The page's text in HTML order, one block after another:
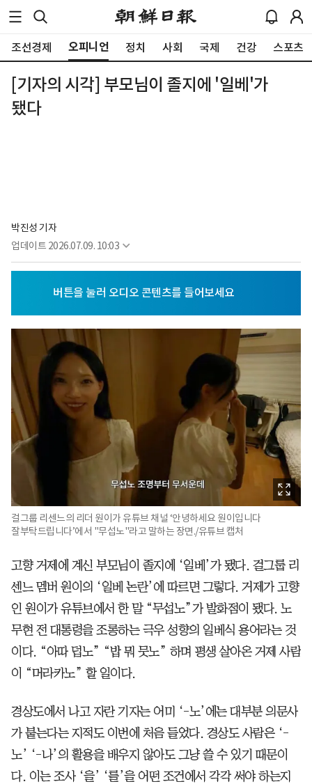
조선경제 오피니언 정치 사회 국제 건강 스포츠
[기자의 시각] 부모님이 졸지에 '일베'가
됐다
박진성 기자
업데이트 2026.07.09. 10:03
걸그룹 리센느의 리더 원이가 유튜브 채널 ‘안녕하세요 원이입니다
잘부탁드립니다’에서 "무섭노"라고 말하는 장면./유튜브 캡처
고향 거제에 계신 부모님이 졸지에 ‘일베’가 됐다. 걸그룹 리
센느 멤버 원이의 ‘일베 논란’에 따르면 그렇다. 거제가 고향
인 원이가 유튜브에서 한 말 “무섭노”가 발화점이 됐다. 노
무현 전 대통령을 조롱하는 극우 성향의 일베식 용어라는 것
이다. “아따 덥노” “밥 뭐 뭇노” 하며 평생 살아온 거제 사람
이 “머라카노” 할 일이다.
경상도에서 나고 자란 기자는 어미 ‘-노’에는 대부분 의문사
가 붙는다는 지적도 이번에 처음 들었다. 경상도 사람은 ‘-
노’ ‘-나’의 활용을 배우지 않아도 그냥 쓸 수 있기 때문이
다. 이는 조사 ‘을’ ‘를’을 어떤 조건에서 각각 써야 하는지